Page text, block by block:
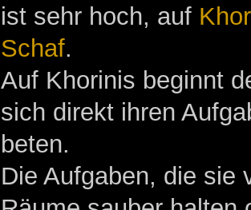
ist sehr hoch, auf
Schaf.
Auf Khorinis beginnt
sich direkt ihren
beten.
Die Aufgaben, die sie